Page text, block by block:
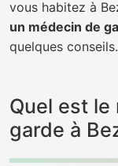
vous habitez à
un médecin de
quelques conseils.
Quel est le
garde à